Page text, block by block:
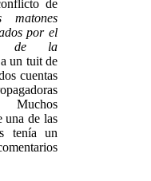
de
matones
por el
de la
un tuit de
cuentas
Muchos
una de las
tenía un